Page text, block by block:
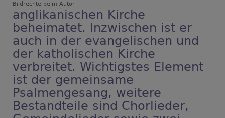
Bildrechte beim Autor
anglikanischen Kirche
beheimatet. Inzwischen ist er
auch in der evangelischen und
der katholischen Kirche
verbreitet. Wichtigstes Element
ist der gemeinsame
Psalmengesang, weitere
Bestandteile sind Chorlieder,